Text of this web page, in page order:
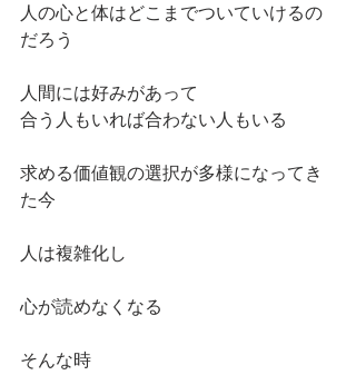
人の心と体はどこまでついていけるの
だろう
人間には好みがあって
合う人もいれば合わない人もいる
求める価値観の選択が多様になってき
た今
人は複雑化し
心が読めなくなる
そんな時